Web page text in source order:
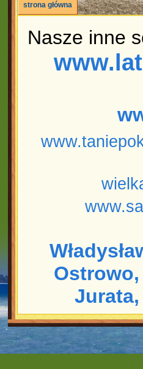
strona główna
Nasze inne
Ostrowo,
Jurata,